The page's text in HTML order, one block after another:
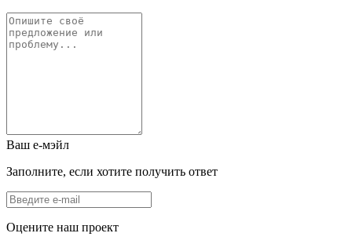
Ваш е-мэйл
Заполните, если хотите получить ответ
Оцените наш проект